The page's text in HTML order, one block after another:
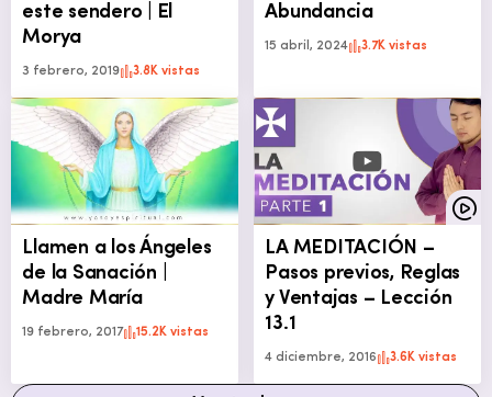
este sendero | El
Morya
3 febrero, 2019 3.8K vistas
Abundancia
15 abril, 2024 3.7K vistas
Llamen a los Ángeles
de la Sanación |
Madre María
19 febrero, 2017 15.2K vistas
LA MEDITACIÓN –
Pasos previos, Reglas
y Ventajas – Lección
13.1
4 diciembre, 2016 3.6K vistas